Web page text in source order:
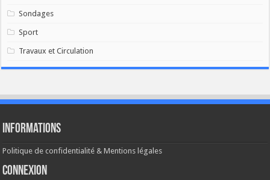
Sondages
Sport
Travaux et Circulation
Informations
Politique de confidentialité & Mentions légales
Connexion